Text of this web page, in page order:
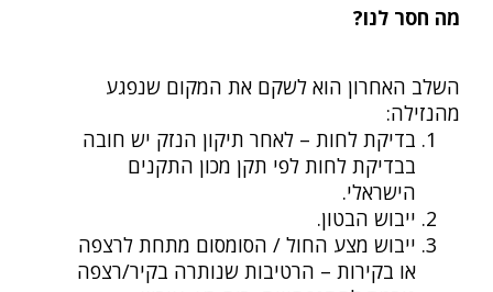
מה חסר לנו?
השלב האחרון הוא לשקם את המקום שנפגע
מהנזילה:
בדיקת לחות – לאחר תיקון הנזק יש חובה
בבדיקת לחות לפי תקן מכון התקנים
הישראלי.
ייבוש הבטון.
ייבוש מצע החול / הסומסום מתחת לרצפה
או בקירות – הרטיבות שנותרה בקיר/רצפה